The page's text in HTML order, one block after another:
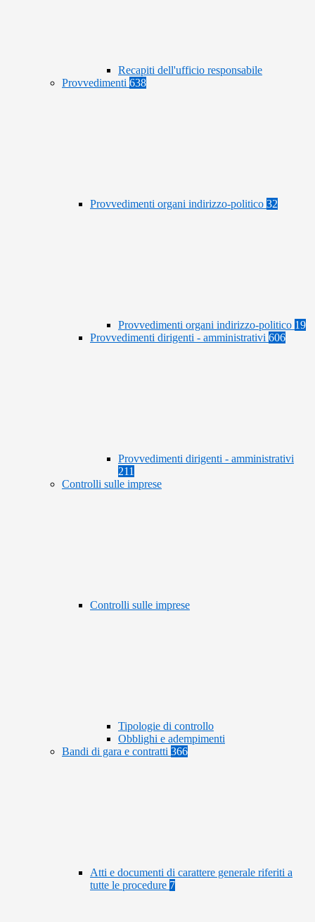
Recapiti dell'ufficio responsabile
Provvedimenti 638
Provvedimenti organi indirizzo-politico 32
Provvedimenti organi indirizzo-politico 19
Provvedimenti dirigenti - amministrativi 606
Provvedimenti dirigenti - amministrativi
211
Controlli sulle imprese
Controlli sulle imprese
Tipologie di controllo
Obblighi e adempimenti
Bandi di gara e contratti 366
Atti e documenti di carattere generale riferiti a
tutte le procedure 7